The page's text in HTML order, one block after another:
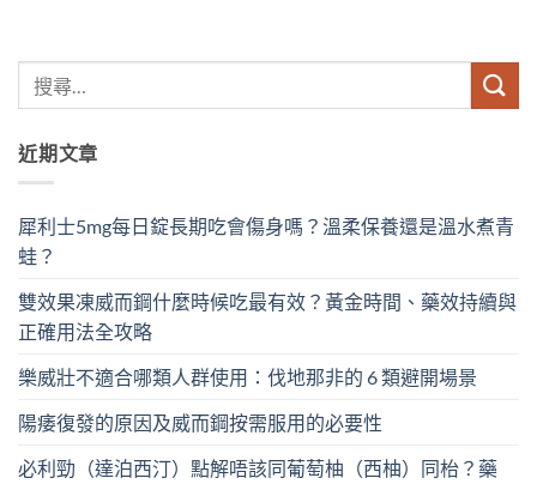
近期文章
犀利士5mg每日錠長期吃會傷身嗎？溫柔保養還是溫水煮青
蛙？
雙效果凍威而鋼什麼時候吃最有效？黃金時間、藥效持續與
正確用法全攻略
樂威壯不適合哪類人群使用：伐地那非的 6 類避開場景
陽痿復發的原因及威而鋼按需服用的必要性
必利勁（達泊西汀）點解唔該同葡萄柚（西柚）同枱？藥